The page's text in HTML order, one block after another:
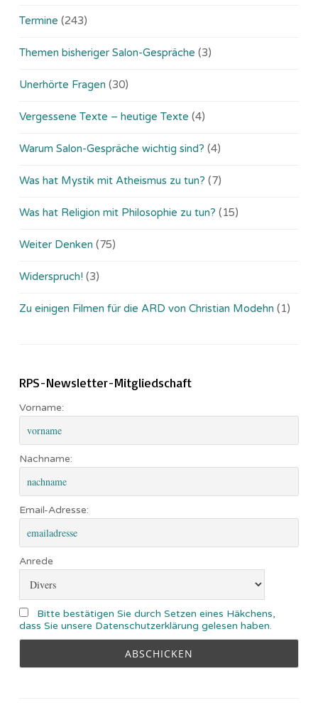
Termine (243)
Themen bisheriger Salon-Gespräche (3)
Unerhörte Fragen (30)
Vergessene Texte – heutige Texte (4)
Warum Salon-Gespräche wichtig sind? (4)
Was hat Mystik mit Atheismus zu tun? (7)
Was hat Religion mit Philosophie zu tun? (15)
Weiter Denken (75)
Widerspruch! (3)
Zu einigen Filmen für die ARD von Christian Modehn (1)
RPS-Newsletter-Mitgliedschaft
Vorname:
Nachname:
Email-Adresse:
Anrede
Bitte bestätigen Sie durch Setzen eines Häkchens,
dass Sie unsere Datenschutzerklärung gelesen haben.